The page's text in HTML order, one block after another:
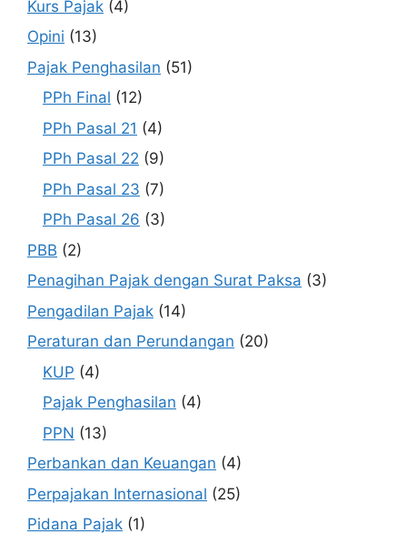
Kurs Pajak (4)
Opini (13)
Pajak Penghasilan (51)
PPh Final (12)
PPh Pasal 21 (4)
PPh Pasal 22 (9)
PPh Pasal 23 (7)
PPh Pasal 26 (3)
PBB (2)
Penagihan Pajak dengan Surat Paksa (3)
Pengadilan Pajak (14)
Peraturan dan Perundangan (20)
KUP (4)
Pajak Penghasilan (4)
PPN (13)
Perbankan dan Keuangan (4)
Perpajakan Internasional (25)
Pidana Pajak (1)